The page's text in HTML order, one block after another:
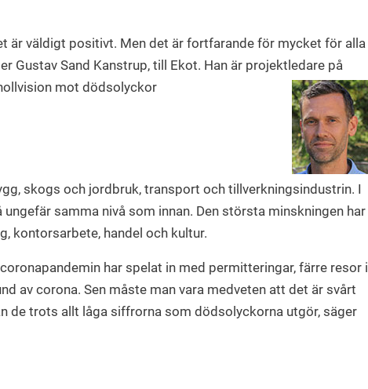
är väldigt positivt. Men det är fortfarande för mycket för alla
Gustav Sand Kanstrup, till Ekot. Han är projektledare på
mot dödsolyckor
skogs och jordbruk, transport och tillverkningsindustrin. I
samma nivå som innan. Den största minskningen har
kontorsarbete, handel och kultur.
har spelat in med permitteringar, färre resor i
av corona. Sen måste man vara medveten att det är svårt
de trots allt låga siffrorna som dödsolyckorna utgör, säger